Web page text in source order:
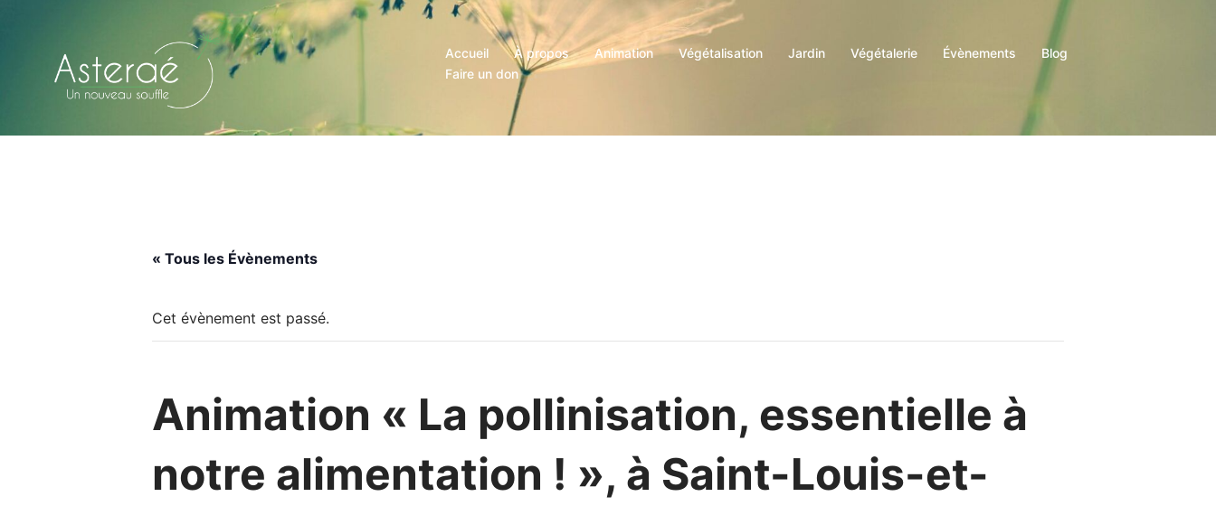
Accueil À propos Animation Végétalisation Jardin Végétalerie Évènements
Blog
Faire un don
« Tous les Évènements
Cet évènement est passé.
Animation « La pollinisation, essentielle à
notre alimentation ! », à Saint-Louis-et-